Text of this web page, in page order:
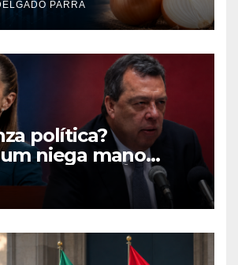
PARRA
política?
niega mano
captura de Ángel